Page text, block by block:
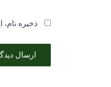
ذخیره